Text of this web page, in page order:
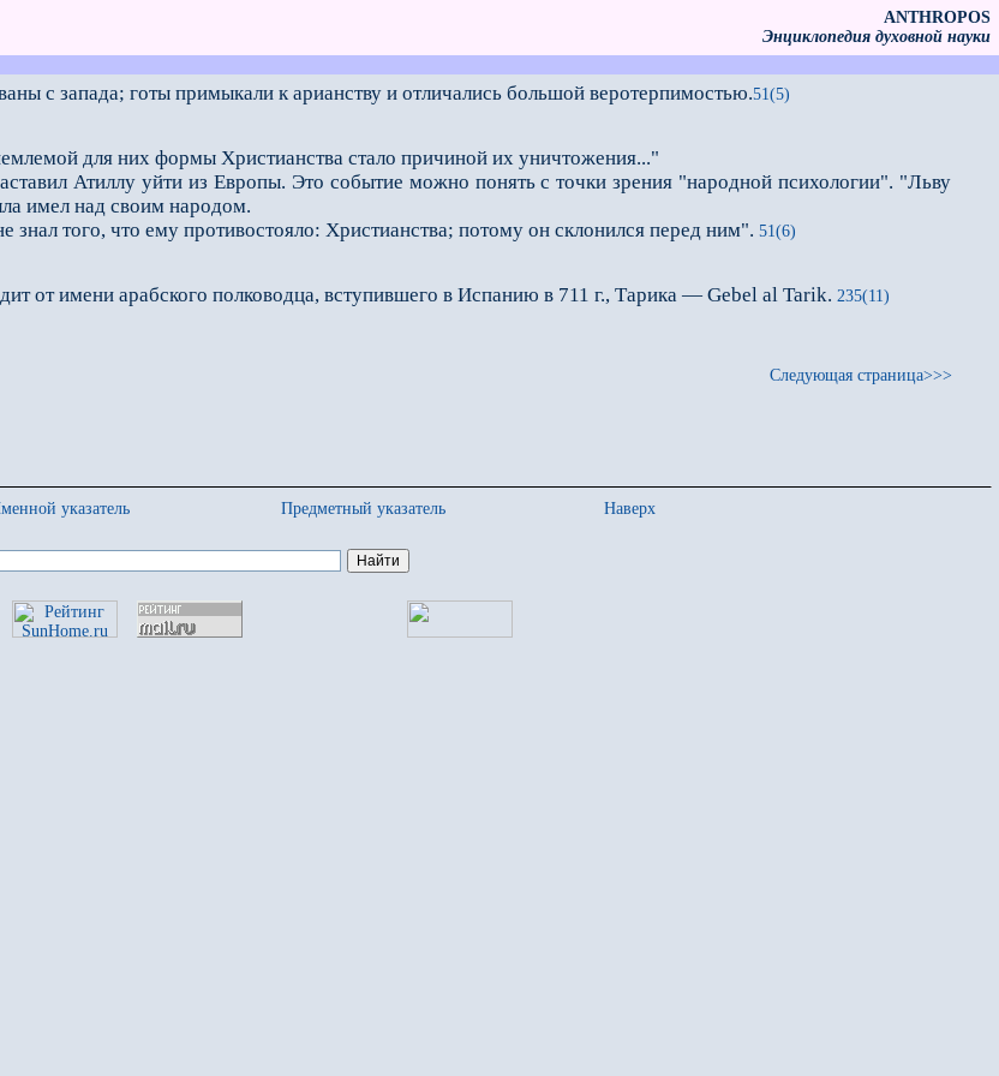
ANTHROPOS
Энциклопедия духовной науки
с запада; готы примыкали к арианству и отличались большой веротерпимостью.51(5)
для них формы Христианства стало причиной их уничтожения..."
Атиллу уйти из Европы. Это событие можно понять с точки зрения "народной психологии". "Льву
имел над своим народом.
знал того, что ему противостояло: Христианства; потому он склонился перед ним". 51(6)
от имени арабского полководца, вступившего в Испанию в 711 г., Тарика — Gebel al Tarik. 235(11)
Следующая страница>>>
указатель Предметный указатель
Наверх